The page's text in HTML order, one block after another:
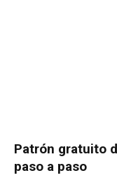
Patrón gratuito
paso a paso